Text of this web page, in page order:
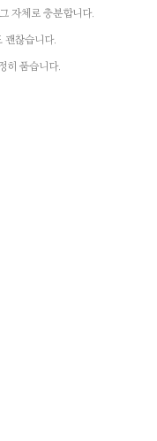
자체로 충분합니다.
괜찮습니다.
히 품습니다.